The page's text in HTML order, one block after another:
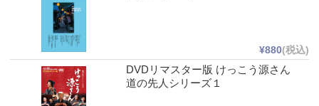
¥880(税込)
DVDリマスター版 けっこう源さん
道の先人シリーズ１